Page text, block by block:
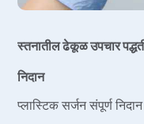
स्तनातील ढेकूळ उपचार
निदान
प्लास्टिक सर्जन संपूर्ण